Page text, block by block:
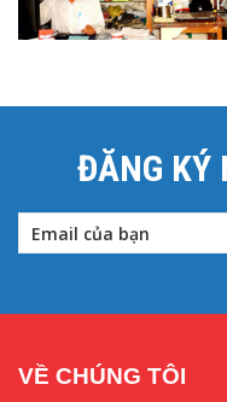
ĐĂNG KÝ
VỀ CHÚNG TÔI